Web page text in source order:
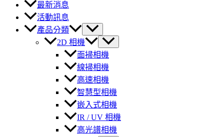
最新消息
活動訊息
產品分類
2D 相機
面掃相機
線掃相機
高速相機
智慧型相機
嵌入式相機
IR / UV 相機
高光譜相機